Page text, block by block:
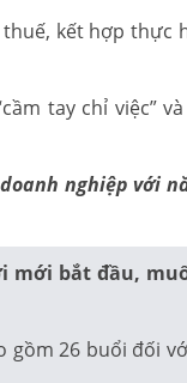
kết hợp thực
tay chỉ việc”
nghiệp với
bắt đầu,
gồm 26 buổi đối